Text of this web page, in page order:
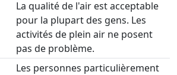
La qualité de l'air est acceptable
pour la plupart des gens. Les
activités de plein air ne posent
pas de problème.
Les personnes particulièrement